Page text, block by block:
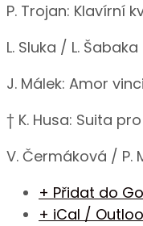
P. Trojan: Klavírní
L. Sluka / L. Šabaka
J. Málek: Amor
† K. Husa: Suita
V. Čermáková / P.
+ Přidat do
+ iCal /